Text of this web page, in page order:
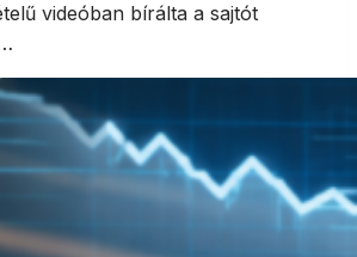
videóban bírálta a sajtót